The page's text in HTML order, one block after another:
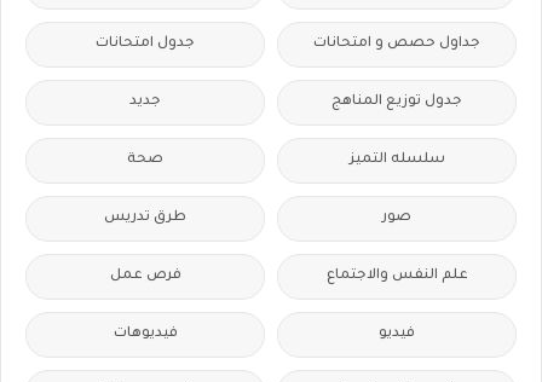
جداول حصص و امتحانات جدول امتحانات
جدول توزيع المناهج جديد
سلسله التميز صحة
صور طرق تدريس
علم النفس والاجتماع فرص عمل
فيديو فيديوهات